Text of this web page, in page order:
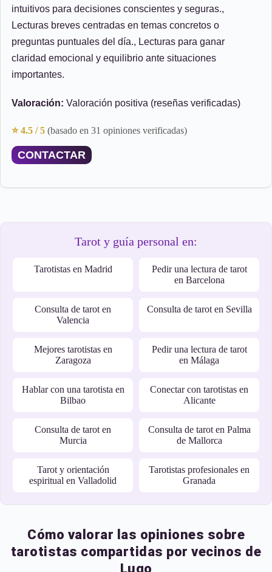
intuitivos para decisiones conscientes y seguras.,
Lecturas breves centradas en temas concretos o
preguntas puntuales del día., Lecturas para ganar
claridad emocional y equilibrio ante situaciones
importantes.
Valoración: Valoración positiva (reseñas verificadas)
⭐ 4.5 / 5 (basado en 31 opiniones verificadas)
CONTACTAR
Tarot y guía personal en:
Tarotistas en Madrid
Pedir una lectura de tarot
en Barcelona
Consulta de tarot en
Valencia
Consulta de tarot en Sevilla
Mejores tarotistas en
Zaragoza
Pedir una lectura de tarot
en Málaga
Hablar con una tarotista en
Bilbao
Conectar con tarotistas en
Alicante
Consulta de tarot en
Murcia
Consulta de tarot en Palma
de Mallorca
Tarot y orientación
espiritual en Valladolid
Tarotistas profesionales en
Granada
Cómo valorar las opiniones sobre
tarotistas compartidas por vecinos de
Lugo